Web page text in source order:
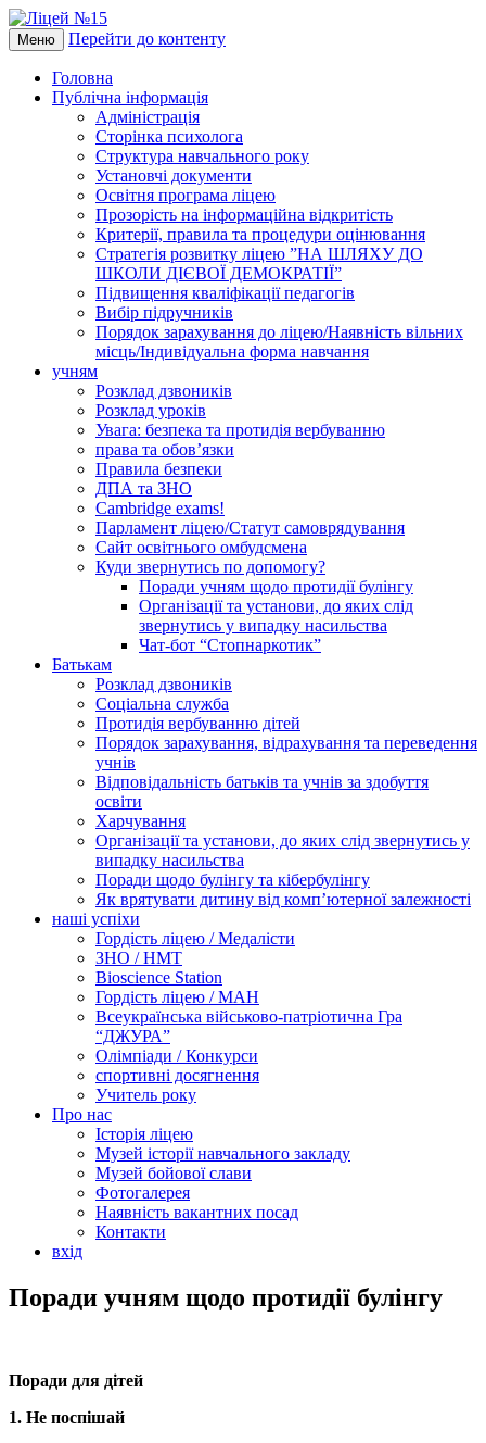
Меню Перейти до контенту
Головна
Публічна інформація
Адміністрація
Сторінка психолога
Структура навчального року
Установчі документи
Освітня програма ліцею
Прозорість на інформаційна відкритість
Критерії, правила та процедури оцінювання
Стратегія розвитку ліцею ”НА ШЛЯХУ ДО
ШКОЛИ ДІЄВОЇ ДЕМОКРАТІЇ”
Підвищення кваліфікації педагогів
Вибір підручників
Порядок зарахування до ліцею/Наявність вільних
місць/Індивідуальна форма навчання
учням
Розклад дзвоників
Розклад уроків
Увага: безпека та протидія вербуванню
права та обов’язки
Правила безпеки
ДПА та ЗНО
Cambridge exams!
Парламент ліцею/Статут самоврядування
Сайт освітнього омбудсмена
Куди звернутись по допомогу?
Поради учням щодо протидії булінгу
Організації та установи, до яких слід
звернутись у випадку насильства
Чат-бот “Стопнаркотик”
Батькам
Розклад дзвоників
Соціальна служба
Протидія вербуванню дітей
Порядок зарахування, відрахування та переведення
учнів
Відповідальність батьків та учнів за здобуття
освіти
Харчування
Організації та установи, до яких слід звернутись у
випадку насильства
Поради щодо булінгу та кібербулінгу
Як врятувати дитину від комп’ютерної залежності
наші успіхи
Гордість ліцею / Медалісти
ЗНО / НМТ
Bioscience Station
Гордість ліцею / МАН
Всеукраїнська військово-патріотична Гра
“ДЖУРА”
Олімпіади / Конкурси
спортивні досягнення
Учитель року
Про нас
Історія ліцею
Музей історії навчального закладу
Музей бойової слави
Фотогалерея
Наявність вакантних посад
Контакти
вхід
Поради учням щодо протидії булінгу
Поради для дітей
1. Не поспішай